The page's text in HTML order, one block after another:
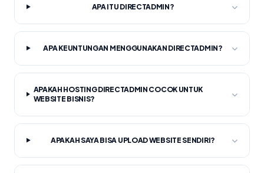
APA ITU DIRECTADMIN?
APA KEUNTUNGAN MENGGUNAKAN DIRECTADMIN?
APAKAH HOSTING DIRECTADMIN COCOK UNTUK
WEBSITE BISNIS?
APAKAH SAYA BISA UPLOAD WEBSITE SENDIRI?